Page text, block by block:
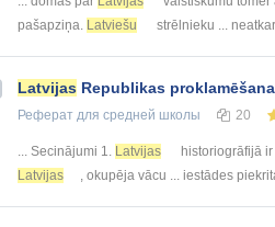
pašapziņa. Latviešu strēlnieku ...
Latvijas Republikas
Реферат для средней школы 20
... Secinājumi 1. Latvijas historiogrāfijā
Latvijas
, okupēja vācu ... iestādes